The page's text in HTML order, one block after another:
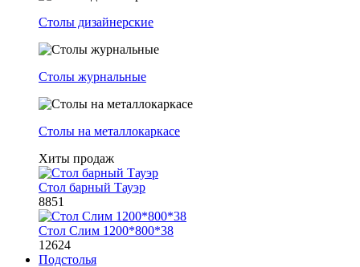
Столы дизайнерские
Столы журнальные
Столы на металлокаркасе
Хиты продаж
Стол барный Тауэр
8851
Стол Слим 1200*800*38
12624
Подстолья